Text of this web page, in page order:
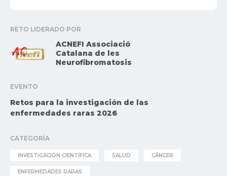
RETO LIDERADO POR
ACNEFI Associació
Catalana de les
Neurofibromatosis
EVENTO
Retos para la investigación de las
enfermedades raras 2026
CATEGORÍA
INVESTIGACIÓN CIENTÍFICA SALUD CÁNCER
ENFERMEDADES RARAS